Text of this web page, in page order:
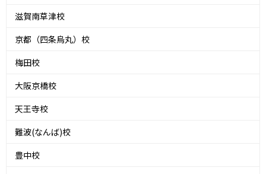
滋賀南草津校
京都（四条烏丸）校
梅田校
大阪京橋校
天王寺校
難波(なんば)校
豊中校